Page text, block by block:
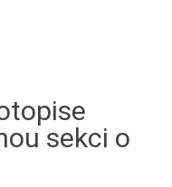
sekci o